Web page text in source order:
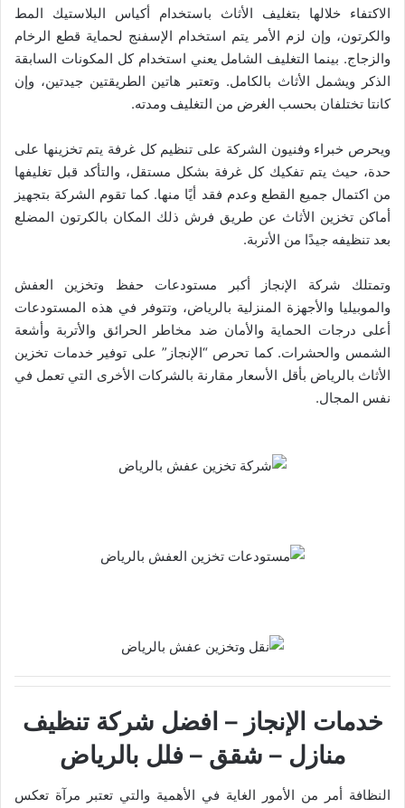
الاكتفاء خلالها بتغليف الأثاث باستخدام أكياس البلاستيك المط
والكرتون، وإن لزم الأمر يتم استخدام الإسفنج لحماية قطع الرخام
والزجاج. بينما التغليف الشامل يعني استخدام كل المكونات السابقة
الذكر ويشمل الأثاث بالكامل. وتعتبر هاتين الطريقتين جيدتين، وإن
كانتا تختلفان بحسب الغرض من التغليف ومدته.
ويحرص خبراء وفنيون الشركة على تنظيم كل غرفة يتم تخزينها على
حدة، حيث يتم تفكيك كل غرفة بشكل مستقل، والتأكد قبل تغليفها
من اكتمال جميع القطع وعدم فقد أيًا منها. كما تقوم الشركة بتجهيز
أماكن تخزين الأثاث عن طريق فرش ذلك المكان بالكرتون المضلع
بعد تنظيفه جيدًا من الأتربة.
وتمتلك شركة الإنجاز أكبر مستودعات حفظ وتخزين العفش
والموبيليا والأجهزة المنزلية بالرياض، وتتوفر في هذه المستودعات
أعلى درجات الحماية والأمان ضد مخاطر الحرائق والأتربة وأشعة
الشمس والحشرات. كما تحرص “الإنجاز” على توفير خدمات تخزين
الأثاث بالرياض بأقل الأسعار مقارنة بالشركات الأخرى التي تعمل في
نفس المجال.
خدمات الإنجاز – افضل شركة تنظيف
منازل – شقق – فلل بالرياض
النظافة أمر من الأمور الغاية في الأهمية والتي تعتبر مرآة تعكس